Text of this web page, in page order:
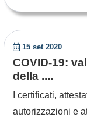
15 set 2020
COVID-19:
della ....
I certificati,
autorizzazioni e